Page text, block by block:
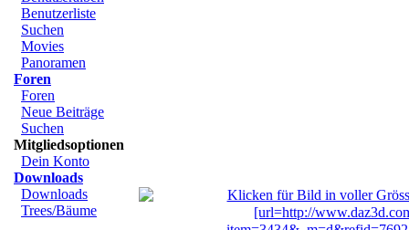
Benutzerliste
Suchen
Movies
Panoramen
Foren
Foren
Neue Beiträge
Suchen
Mitgliedsoptionen
Dein Konto
Downloads
Downloads
Trees/Bäume